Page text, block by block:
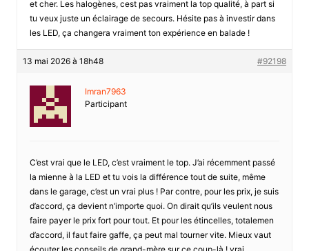
et cher. Les halogènes, cest pas vraiment la top qualité, à part si
tu veux juste un éclairage de secours. Hésite pas à investir dans
les LED, ça changera vraiment ton expérience en balade !
13 mai 2026 à 18h48 #92198
Imran7963
Participant
C’est vrai que le LED, c’est vraiment le top. J’ai récemment passé
la mienne à la LED et tu vois la différence tout de suite, même
dans le garage, c’est un vrai plus ! Par contre, pour les prix, je suis
d’accord, ça devient n’importe quoi. On dirait qu’ils veulent nous
faire payer le prix fort pour tout. Et pour les étincelles, totalemen
d’accord, il faut faire gaffe, ça peut mal tourner vite. Mieux vaut